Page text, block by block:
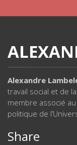
Alexandre
travail social et de
membre associé
politique de
Share